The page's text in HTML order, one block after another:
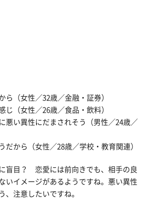
ら（女性／32歳／金融・証券）
じ（女性／26歳／食品・飲料）
悪い異性にだまされそう（男性／24歳／
だから（女性／28歳／学校・教育関連）
盲目？ 恋愛には前向きでも、相手の良
いイメージがあるようですね。悪い異性
、注意したいですね。